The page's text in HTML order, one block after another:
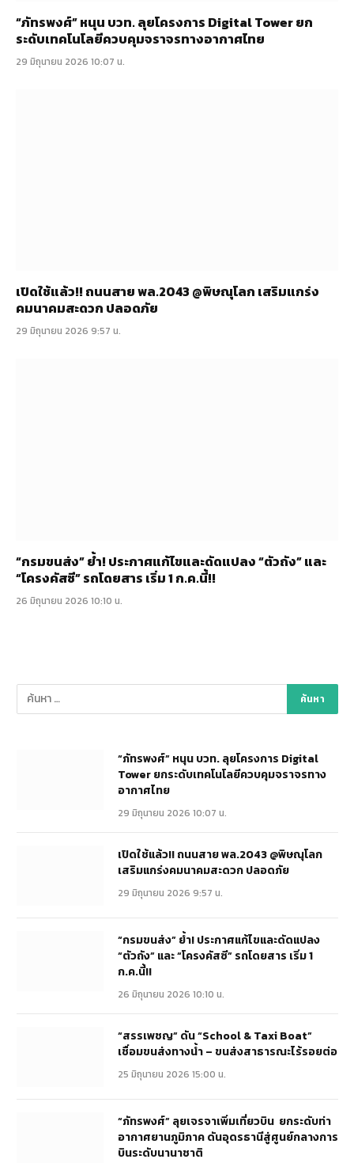
“ภัทรพงศ์” หนุน บวท. ลุยโครงการ Digital Tower ยก
ระดับเทคโนโลยีควบคุมจราจรทางอากาศไทย
29 มิถุนายน 2026 10:07 น.
เปิดใช้แล้ว!! ถนนสาย พล.2043 @พิษณุโลก เสริมแกร่ง
คมนาคมสะดวก ปลอดภัย
29 มิถุนายน 2026 9:57 น.
“กรมขนส่ง” ย้ำ! ประกาศแก้ไขและดัดแปลง “ตัวถัง” และ
“โครงคัสซี” รถโดยสาร เริ่ม 1 ก.ค.นี้!!
26 มิถุนายน 2026 10:10 น.
“ภัทรพงศ์” หนุน บวท. ลุยโครงการ Digital
Tower ยกระดับเทคโนโลยีควบคุมจราจรทาง
อากาศไทย
29 มิถุนายน 2026 10:07 น.
เปิดใช้แล้ว!! ถนนสาย พล.2043 @พิษณุโลก
เสริมแกร่งคมนาคมสะดวก ปลอดภัย
29 มิถุนายน 2026 9:57 น.
“กรมขนส่ง” ย้ำ! ประกาศแก้ไขและดัดแปลง
“ตัวถัง” และ “โครงคัสซี” รถโดยสาร เริ่ม 1
ก.ค.นี้!!
26 มิถุนายน 2026 10:10 น.
“สรรเพชญ” ดัน “School & Taxi Boat”
เชื่อมขนส่งทางน้ำ – ขนส่งสาธารณะไร้รอยต่อ
25 มิถุนายน 2026 15:00 น.
“ภัทรพงศ์” ลุยเจรจาเพิ่มเที่ยวบิน ยกระดับท่า
อากาศยานภูมิภาค ดันอุดรธานีสู่ศูนย์กลางการ
บินระดับนานาชาติ